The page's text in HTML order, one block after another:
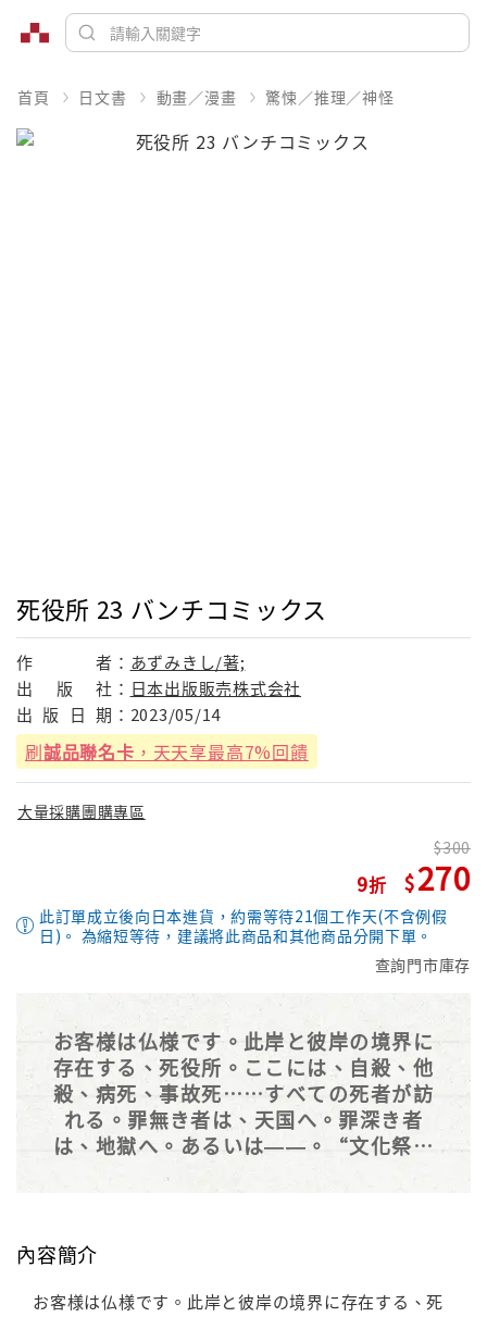
首頁 日文書 動畫／漫畫 驚悚／推理／神怪
死役所 23 バンチコミックス
作 者： あずみきし/著;
出
版 社： 日本出版販売株式会社
出 版 日 期： 2023/05/14
刷誠品聯名卡 ，天天享最高7%回饋
大量採購團購專區
9
300
270
此訂單成立後向日本進貨，約需等待21個工作天(不含例假
日)。 為縮短等待，建議將此商品和其他商品分開下單。
查詢門市庫存
お客様は仏様です。此岸と彼岸の境界に
存在する、死役所。ここには、自殺、他
殺、病死、事故死……すべての死者が訪
れる。罪無き者は、天国へ。罪深き者
は、地獄へ。あるいは――。“文化祭で
バンド…モテる…”置き忘れた青春を、
見つけにいきませんか? 魂抉る死者との
內容簡介
お客様は仏様です。此岸と彼岸の境界に存在する、死